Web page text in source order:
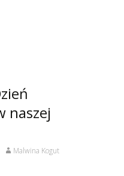
naszej
Malwina Kogut